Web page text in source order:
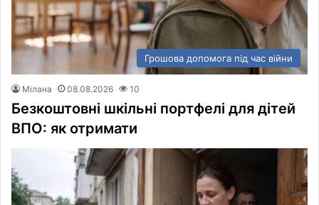
Грошова допомога під час війни
Мілана 08.08.2026 10
Безкоштовні шкільні портфелі для дітей
ВПО: як отримати